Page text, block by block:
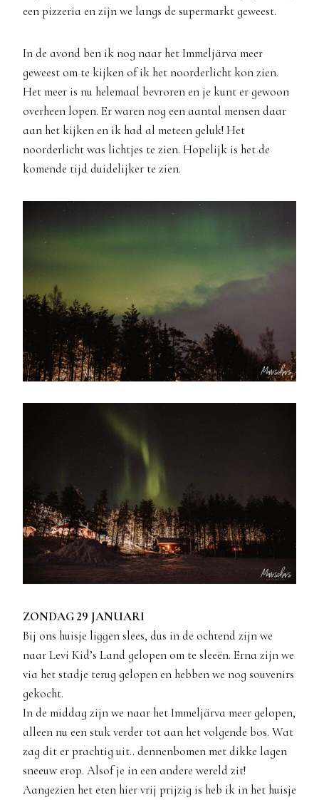
een pizzeria en zijn we langs de supermarkt geweest.
In de avond ben ik nog naar het Immeljärva meer
geweest om te kijken of ik het noorderlicht kon zien.
Het meer is nu helemaal bevroren en je kunt er gewoon
overheen lopen. Er waren nog een aantal mensen daar
aan het kijken en ik had al meteen geluk! Het
noorderlicht was lichtjes te zien. Hopelijk is het de
komende tijd duidelijker te zien.
ZONDAG 29 JANUARI
Bij ons huisje liggen slees, dus in de ochtend zijn we
naar Levi Kid’s Land gelopen om te sleeën. Erna zijn we
via het stadje terug gelopen en hebben we nog souvenirs
gekocht.
In de middag zijn we naar het Immeljärva meer gelopen,
alleen nu een stuk verder tot aan het volgende bos. Wat
zag dit er prachtig uit.. dennenbomen met dikke lagen
sneeuw erop. Alsof je in een andere wereld zit!
Aangezien het eten hier vrij prijzig is heb ik in het huisje